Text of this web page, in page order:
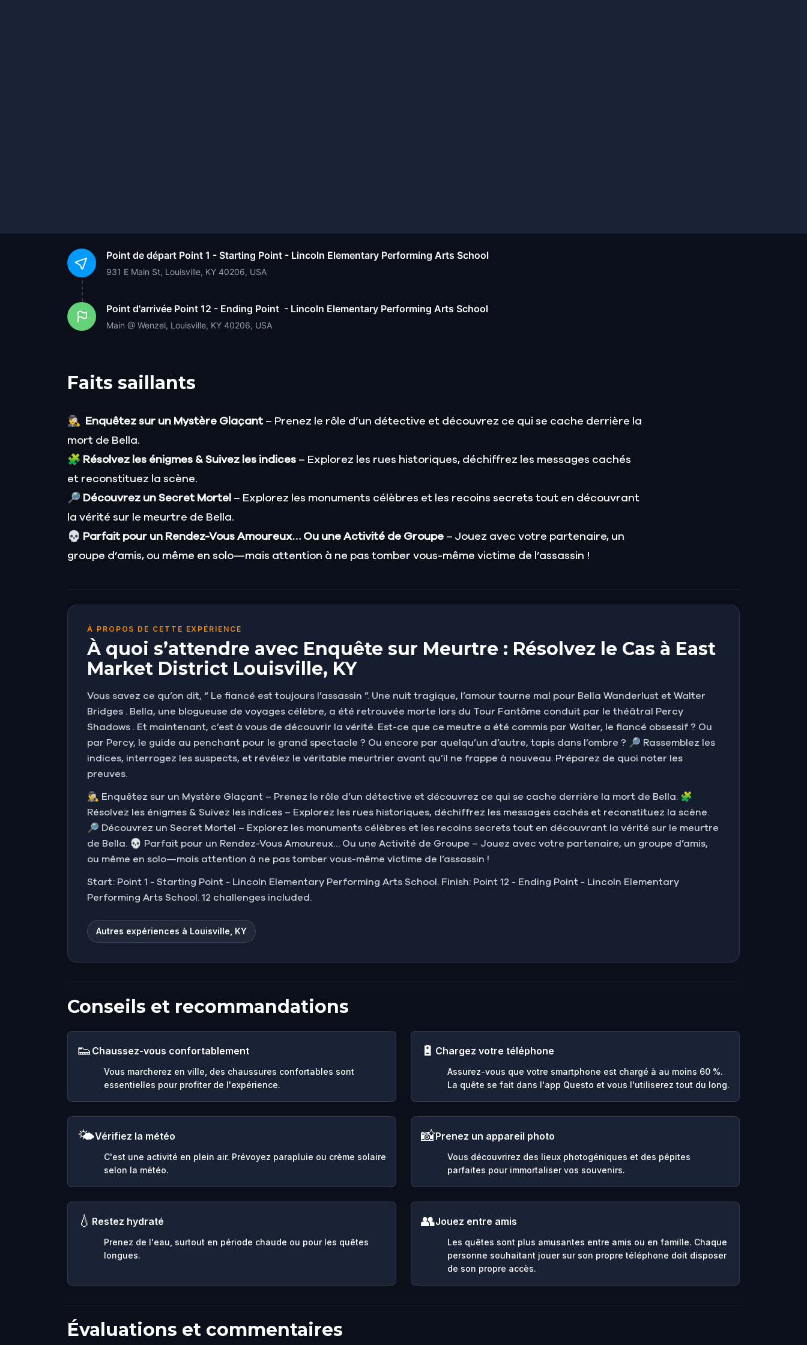
Point de départ Point 1 - Starting Point - Lincoln Elementary Performing Arts School
931 E Main St, Louisville, KY 40206, USA
Point d'arrivée Point 12 - Ending Point - Lincoln Elementary Performing Arts School
Main @ Wenzel, Louisville, KY 40206, USA
Faits saillants
🕵️‍♂️ Enquêtez sur un Mystère Glaçant– Prenez le rôle d’un détective et découvrez ce qui se cache derrière la
mort de Bella.
🧩 Résolvez les énigmes & Suivez les indices – Explorez les rues historiques, déchiffrez les messages cachés
et reconstituez la scène.
🔎 Découvrez un Secret Mortel – Explorez les monuments célèbres et les recoins secrets tout en découvrant
la vérité sur le meurtre de Bella.
💀 Parfait pour un Rendez-Vous Amoureux… Ou une Activité de Groupe – Jouez avec votre partenaire, un
groupe d’amis, ou même en solo—mais attention à ne pas tomber vous-même victime de l’assassin !
À PROPOS DE CETTE EXPÉRIENCE
À quoi s’attendre avec Enquête sur Meurtre : Résolvez le Cas à East
Market District Louisville, KY
Vous savez ce qu’on dit, “ Le fiancé est toujours l’assassin ”. Une nuit tragique, l’amour tourne mal pour Bella Wanderlust et Walter
Bridges . Bella, une blogueuse de voyages célèbre, a été retrouvée morte lors du Tour Fantôme conduit par le théâtral Percy
Shadows . Et maintenant, c’est à vous de découvrir la vérité. Est-ce que ce meutre a été commis par Walter, le fiancé obsessif ? Ou
par Percy, le guide au penchant pour le grand spectacle ? Ou encore par quelqu’un d’autre, tapis dans l’ombre ? 🔎 Rassemblez les
indices, interrogez les suspects, et révélez le véritable meurtrier avant qu’il ne frappe à nouveau. Préparez de quoi noter les
preuves.
🕵️‍♂️ Enquêtez sur un Mystère Glaçant – Prenez le rôle d’un détective et découvrez ce qui se cache derrière la mort de Bella. 🧩
Résolvez les énigmes & Suivez les indices – Explorez les rues historiques, déchiffrez les messages cachés et reconstituez la scène.
🔎 Découvrez un Secret Mortel – Explorez les monuments célèbres et les recoins secrets tout en découvrant la vérité sur le meurtre
de Bella. 💀 Parfait pour un Rendez-Vous Amoureux… Ou une Activité de Groupe – Jouez avec votre partenaire, un groupe d’amis,
ou même en solo—mais attention à ne pas tomber vous-même victime de l’assassin !
Start: Point 1 - Starting Point - Lincoln Elementary Performing Arts School. Finish: Point 12 - Ending Point - Lincoln Elementary
Performing Arts School. 12 challenges included.
Autres expériences à Louisville, KY
Conseils et recommandations
👟 Chaussez-vous confortablement
Vous marcherez en ville, des chaussures confortables sont
essentielles pour profiter de l'expérience.
🔋 Chargez votre téléphone
Assurez-vous que votre smartphone est chargé à au moins 60 %.
La quête se fait dans l'app Questo et vous l'utiliserez tout du long.
🌤️Vérifiez la météo
C'est une activité en plein air. Prévoyez parapluie ou crème solaire
selon la météo.
📸Prenez un appareil photo
Vous découvrirez des lieux photogéniques et des pépites
parfaites pour immortaliser vos souvenirs.
💧 Restez hydraté
Prenez de l'eau, surtout en période chaude ou pour les quêtes
longues.
👥Jouez entre amis
Les quêtes sont plus amusantes entre amis ou en famille. Chaque
personne souhaitant jouer sur son propre téléphone doit disposer
de son propre accès.
Évaluations et commentaires